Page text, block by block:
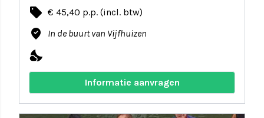
local_offer € 45,40 p.p. (incl. btw)
where_to_vote In de buurt van Vijfhuizen
nights_stay
Informatie aanvragen